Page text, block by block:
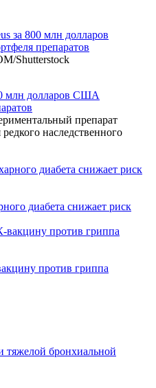
Shutterstock
млн долларов США
препарат
наследственного
диабета снижает риск
против гриппа
gipotenzivnoy-terapii-u-